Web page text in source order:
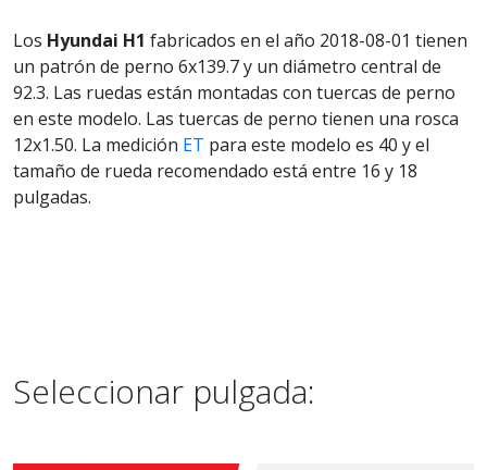
Los Hyundai H1 fabricados en el año 2018-08-01 tienen
un patrón de perno 6x139.7 y un diámetro central de
92.3. Las ruedas están montadas con tuercas de perno
en este modelo. Las tuercas de perno tienen una rosca
12x1.50. La medición ET para este modelo es 40 y el
tamaño de rueda recomendado está entre 16 y 18
pulgadas.
Seleccionar pulgada: